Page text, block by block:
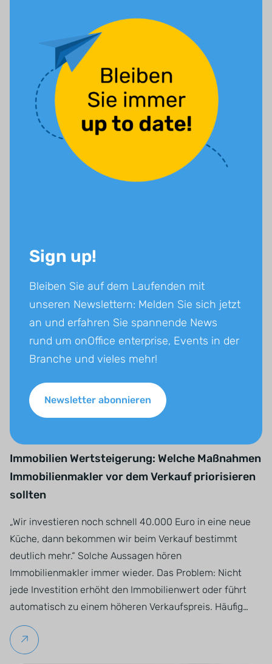
25 Jahre onOffice: immer in Bewegung, immer
an der Seite der Immobilienbranche
25 Jahre onOffice. Das sind 25 Jahre Software, Wandel,
Teamgeist und Nähe zur Immobilienbranche.
Weiterlesen
Immobilien Wertsteigerung: Welche Maßnahmen
Immobilienmakler vor dem Verkauf priorisieren
sollten
„Wir investieren noch schnell 40.000 Euro in eine neue
Küche, dann bekommen wir beim Verkauf bestimmt
deutlich mehr.“ Solche Aussagen hören
Immobilienmakler immer wieder. Das Problem: Nicht
jede Investition erhöht den Immobilienwert oder führt
automatisch zu einem höheren Verkaufspreis. Häufig…
Weiterlesen
Sign up!
Bleiben Sie auf dem Laufenden mit
unseren Newslettern: Melden Sie sich jetzt
an und erfahren Sie spannende News
rund um onOffice enterprise, Events in der
Branche und vieles mehr!
Newsletter abonnieren